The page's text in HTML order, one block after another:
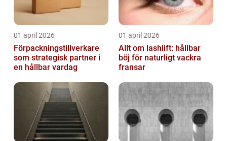
01 april 2026
Förpackningstillverkare
som strategisk partner i
en hållbar vardag
01 april 2026
Allt om lashlift: hållbar
böj för naturligt vackra
fransar